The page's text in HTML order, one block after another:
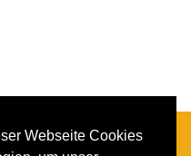
Webseite Cookies